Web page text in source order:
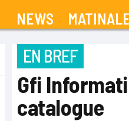
NEWS
EN BREF
Gfi
catalogue